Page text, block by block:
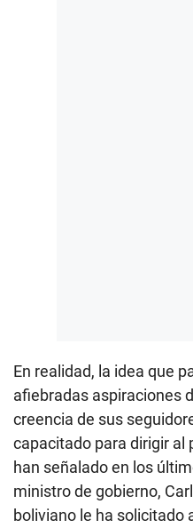
En realidad, la idea que
afiebradas aspiraciones
creencia de sus
capacitado para dirigir al
han señalado en los
ministro de gobierno,
boliviano le ha solicitado